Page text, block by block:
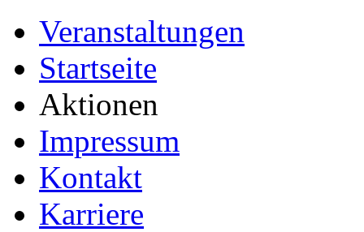
Veranstaltungen
Startseite
Aktionen
Impressum
Kontakt
Karriere